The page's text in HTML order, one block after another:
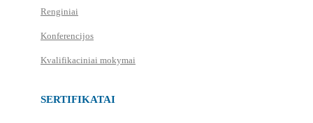
Renginiai
Konferencijos
Kvalifikaciniai mokymai
SERTIFIKATAI